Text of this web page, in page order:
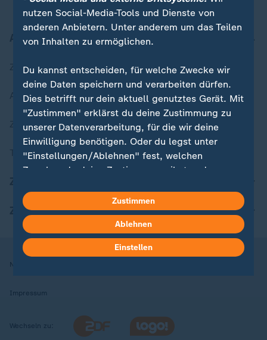
Aktuell bei ZDFheute
Zuletzt veröffentlicht
Aktuelle Sendungs-Videos
ZDFheute Stories
Themen im Überblick
ZDFheute Apps
Nutzungsbedingungen
Impressum
Wechseln zu:
nutzen Social-Media-Tools und Dienste von
anderen Anbietern. Unter anderem um das Teilen
von Inhalten zu ermöglichen.
Du kannst entscheiden, für welche Zwecke wir
deine Daten speichern und verarbeiten dürfen.
Dies betrifft nur dein aktuell genutztes Gerät. Mit
"Zustimmen" erklärst du deine Zustimmung zu
unserer Datenverarbeitung, für die wir deine
Einwilligung benötigen. Oder du legst unter
"Einstellungen/Ablehnen" fest, welchen
Zwecken du deine Zustimmung gibst und
kannst du jederzeit mit Wirkung für die Zukunft
in deinen Einstellungen widerrufen oder ändern.
Hier findest du das Impressum.
Weitere Informationen findest du in unserer
Zustimmen
Ablehnen
Einstellen